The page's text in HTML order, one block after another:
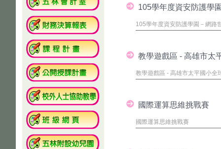
105學年度資安防護學
105學年度資安防護學園－網路
教學遊戲區 - 高雄市太
教學遊戲區 - 高雄市太平國小全
國際運算思維挑戰賽
國際運算思維挑戰賽